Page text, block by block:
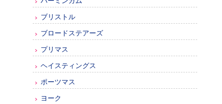
ブリストル
ブロードステアーズ
プリマス
ヘイスティングス
ポーツマス
ヨーク